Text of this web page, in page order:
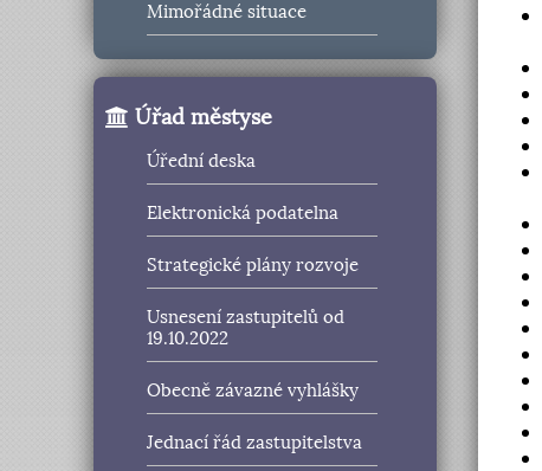
Mimořádné situace
Úřad městyse
Úřední deska
Elektronická podatelna
Strategické plány rozvoje
Usnesení zastupitelů od
19.10.2022
Obecně závazné vyhlášky
Jednací řád zastupitelstva